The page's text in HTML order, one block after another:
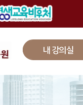
내 강의실